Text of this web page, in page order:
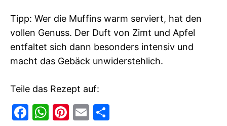
Tipp: Wer die Muffins warm serviert, hat den
vollen Genuss. Der Duft von Zimt und Apfel
entfaltet sich dann besonders intensiv und
macht das Gebäck unwiderstehlich.
Teile das Rezept auf:
F
W Pi E